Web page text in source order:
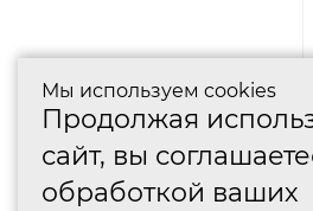
Мы используем cookies
Продолжая
сайт, вы
обработкой ваших